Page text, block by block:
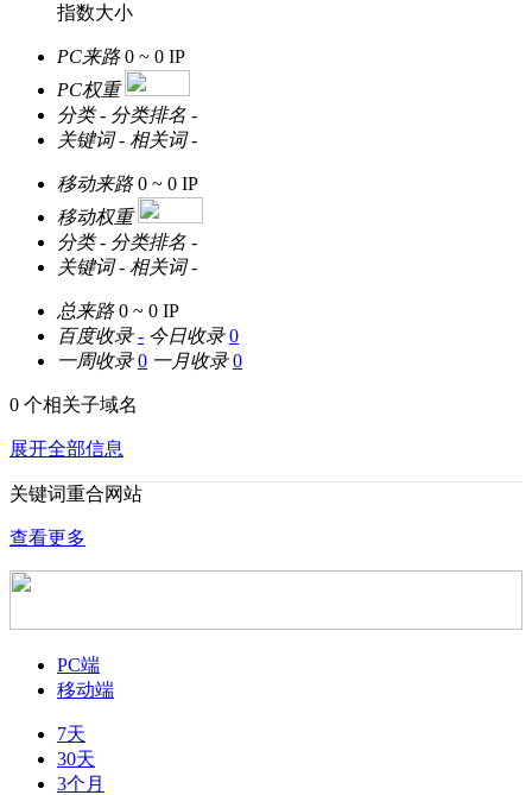
指数大小
PC来路 0 ~ 0 IP
PC权重
分类 - 分类排名 -
关键词 - 相关词 -
移动来路 0 ~ 0 IP
移动权重
分类 - 分类排名 -
关键词 - 相关词 -
总来路 0 ~ 0 IP
百度收录 - 今日收录 0
一周收录 0 一月收录 0
0 个相关子域名
展开全部信息
关键词重合网站
查看更多
PC端
移动端
7天
30天
3个月